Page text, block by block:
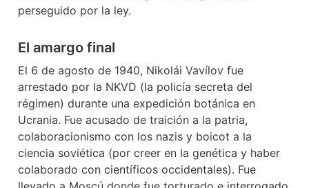
perseguido por la ley.
El amargo final
El 6 de agosto de 1940, Nikolái Vavílov fue
arrestado por la NKVD (la policía secreta del
régimen) durante una expedición botánica en
Ucrania. Fue acusado de traición a la patria,
colaboracionismo con los nazis y boicot a la
ciencia soviética (por creer en la genética y haber
colaborado con científicos occidentales). Fue